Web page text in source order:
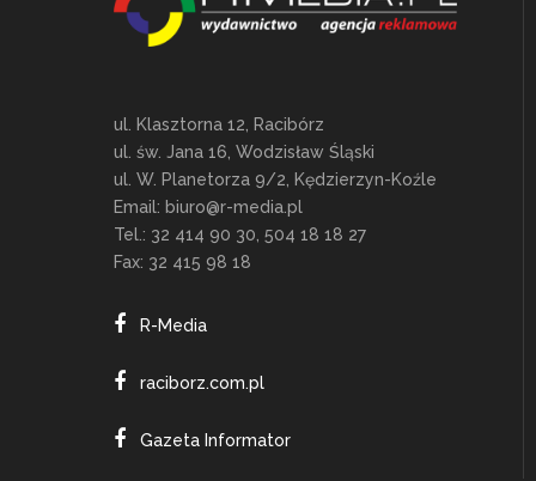
ul. Klasztorna 12, Racibórz
ul. św. Jana 16, Wodzisław Śląski
ul. W. Planetorza 9/2, Kędzierzyn-Koźle
Email: biuro@r-media.pl
Tel.: 32 414 90 30, 504 18 18 27
Fax: 32 415 98 18
R-Media
raciborz.com.pl
Gazeta Informator